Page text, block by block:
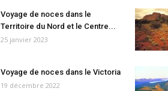
Voyage de noces dans le
Territoire du Nord et le Centre...
25 janvier 2023
Voyage de noces dans le Victoria
19 décembre 2022